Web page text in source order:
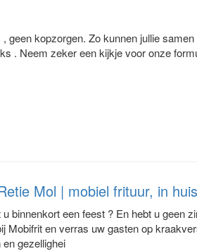
geen kopzorgen. Zo kunnen jullie
. Neem zeker een kijkje voor onze
Mol | mobiel frituur, in
binnenkort een feest ? En hebt u geen
Mobifrit en verras uw gasten op
gezellighei